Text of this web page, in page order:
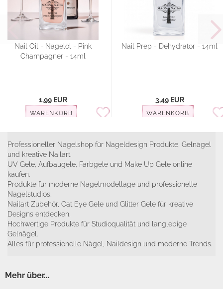
Nail Oil - Nagelöl - Pink
Champagner - 14ml
1,99 EUR
WARENKORB
Nail Prep - Dehydrator - 14ml
3,49 EUR
WARENKORB
Professioneller Nagelshop für Nageldesign Produkte, Gelnägel
und kreative Nailart.
UV Gele, Aufbaugele, Farbgele und Make Up Gele online
kaufen.
Produkte für moderne Nagelmodellage und professionelle
Nagelstudios.
Nailart Zubehör, Cat Eye Gele und Glitter Gele für kreative
Designs entdecken.
Hochwertige Produkte für Studioqualität und langlebige
Gelnägel.
Alles für professionelle Nägel, Naildesign und moderne Trends.
Mehr über...